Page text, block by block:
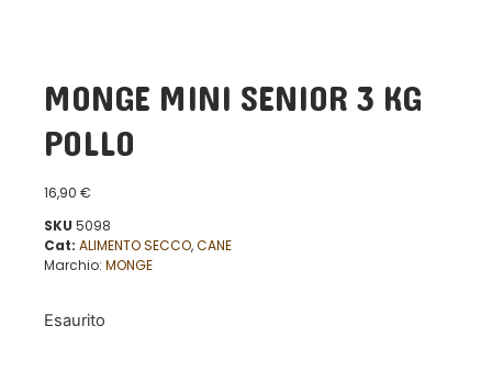
MONGE MINI SENIOR 3 KG
POLLO
16,90 €
SKU 5098
Cat: ALIMENTO SECCO,CANE
Marchio: MONGE
Esaurito